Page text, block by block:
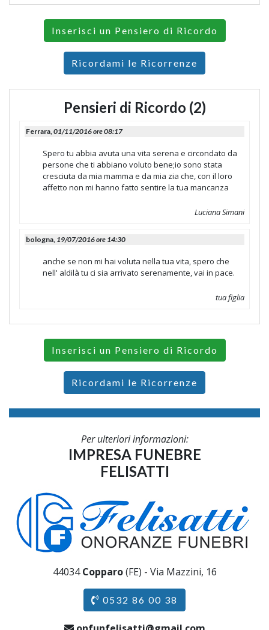
Inserisci un Pensiero di Ricordo
Ricordami le Ricorrenze
Pensieri di Ricordo (2)
Ferrara, 01/11/2016 ore 08:17
Spero tu abbia avuta una vita serena e circondato da
persone che ti abbiano voluto bene;io sono stata
cresciuta da mia mamma e da mia zia che, con il loro
affetto non mi hanno fatto sentire la tua mancanza
Luciana Simani
bologna, 19/07/2016 ore 14:30
anche se non mi hai voluta nella tua vita, spero che
nell' aldilà tu ci sia arrivato serenamente, vai in pace.
tua figlia
Inserisci un Pensiero di Ricordo
Ricordami le Ricorrenze
Per ulteriori informazioni:
IMPRESA FUNEBRE
FELISATTI
44034Copparo(FE) - Via Mazzini, 16
0532 86 00 38